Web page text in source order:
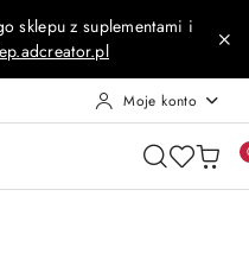
sklepu z suplementami i
Moje konto